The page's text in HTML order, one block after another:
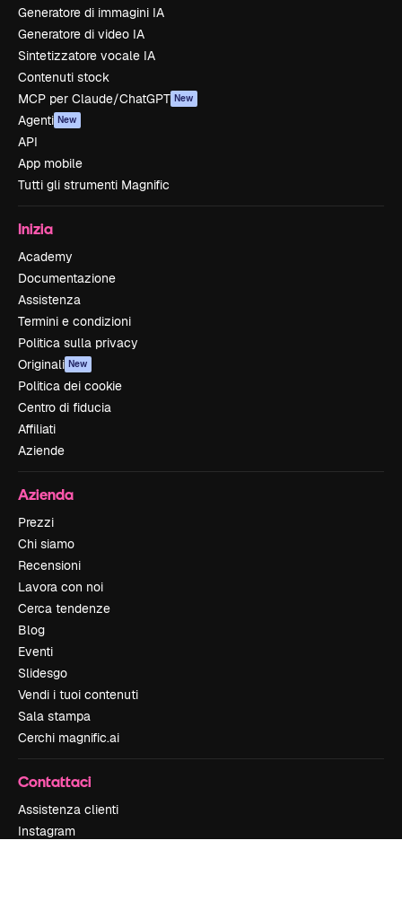
Generatore di immagini IA
Generatore di video IA
Sintetizzatore vocale IA
Contenuti stock
MCP per Claude/ChatGPT New
Agenti New
API
App mobile
Tutti gli strumenti Magnific
Inizia
Academy
Documentazione
Assistenza
Termini e condizioni
Politica sulla privacy
Originali New
Politica dei cookie
Centro di fiducia
Affiliati
Aziende
Azienda
Prezzi
Chi siamo
Recensioni
Lavora con noi
Cerca tendenze
Blog
Eventi
Slidesgo
Vendi i tuoi contenuti
Sala stampa
Cerchi magnific.ai
Contattaci
Assistenza clienti
Instagram